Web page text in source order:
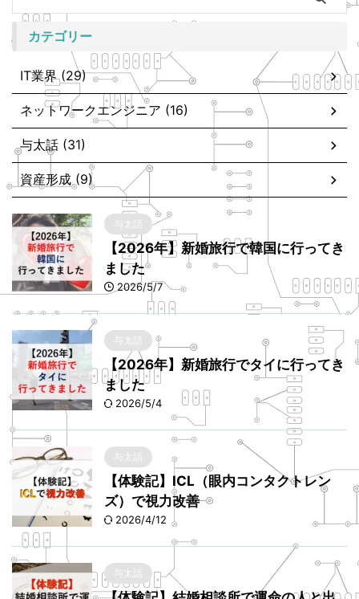
カテゴリー
IT業界 (29)
ネットワークエンジニア (16)
与太話 (31)
資産形成 (9)
与太話
【2026年】新婚旅行で韓国に行ってき
ました
2026/5/7
与太話
【2026年】新婚旅行でタイに行ってき
ました
2026/5/4
与太話
【体験記】ICL（眼内コンタクトレン
ズ）で視力改善
2026/4/12
与太話